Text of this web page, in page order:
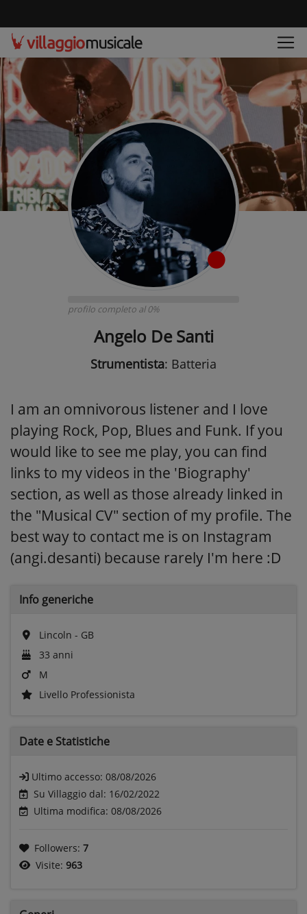
profilo completo al 0%
Angelo De Santi
Strumentista: Batteria
I am an omnivorous listener and I love
playing Rock, Pop, Blues and Funk. If you
would like to see me play, you can find
links to my videos in the 'Biography'
section, as well as those already linked in
the "Musical CV" section of my profile. The
best way to contact me is on Instagram
(angi.desanti) because rarely I'm here :D
Info generiche
Lincoln - GB
33 anni
M
Livello Professionista
Date e Statistiche
Ultimo accesso: 08/08/2026
Su Villaggio dal: 16/02/2022
Ultima modifica: 08/08/2026
Followers: 7
Visite: 963